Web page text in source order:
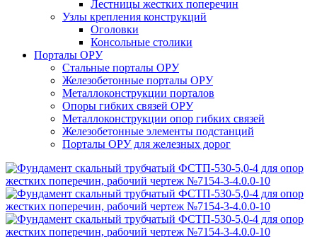
Лестницы жестких поперечин
Узлы крепления конструкций
Оголовки
Консольные столики
Порталы ОРУ
Стальные порталы ОРУ
Железобетонные порталы ОРУ
Металлоконструкции порталов
Опоры гибких связей ОРУ
Металлоконструкции опор гибких связей
Железобетонные элементы подстанций
Порталы ОРУ для железных дорог